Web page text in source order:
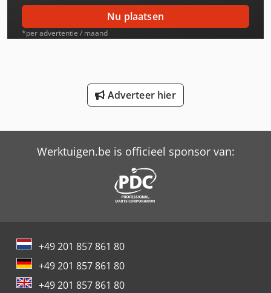
International 824
International 833
International 966
Schaffer 2345 T Slt
Schaffer 4560 T
Schaffer 9660 T
Trailer And Tools
Nu plaatsen
*per advertentie / maand
Adverteer hier
Werktuigen.be is officieel sponsor van:
+49 201 857 861 80
+49 201 857 861 80
+49 201 857 861 80